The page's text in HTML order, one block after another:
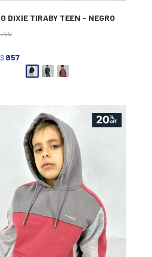
DIXIE TIRABY TEEN - NEGRO
$ 857